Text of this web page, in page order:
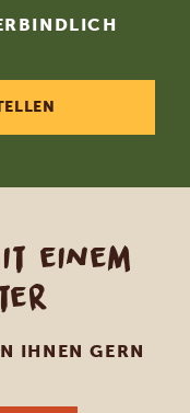
einem
IHNEN GERN